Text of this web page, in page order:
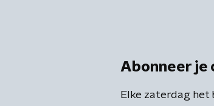
Abonneer je
Elke zaterdag het